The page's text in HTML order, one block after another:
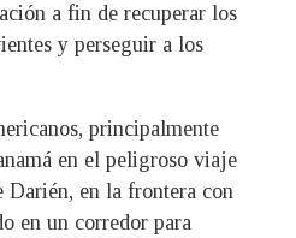
a fin de recuperar los
y perseguir a los
principalmente
en el peligroso viaje
Darién, en la frontera con
en un corredor para